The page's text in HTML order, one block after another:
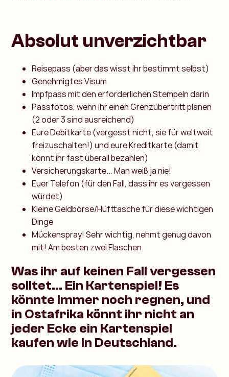
Absolut unverzichtbar
Reisepass (aber das wisst ihr bestimmt selbst)
Genehmigtes Visum
Impfpass mit den erforderlichen Stempeln darin
Passfotos, wenn ihr einen Grenzübertritt planen
(2 oder 3 sind ausreichend)
Eure Debitkarte (vergesst nicht, sie für weltweit
freizuschalten!) und eure Kreditkarte (damit
könnt ihr fast überall bezahlen)
Versicherungskarte... Man weiß ja nie!
Euer Telefon (für den Fall, dass ihr es vergessen
würdet)
Kleine Geldbörse/Hüfttasche für diese wichtigen
Dinge
Mückenspray! Sehr wichtig, nehmt genug davon
mit! Am besten zwei Flaschen.
Was ihr auf keinen Fall vergessen
solltet... Ein Kartenspiel! Es
könnte immer noch regnen, und
in Ostafrika könnt ihr nicht an
jeder Ecke ein Kartenspiel
kaufen wie in Deutschland.